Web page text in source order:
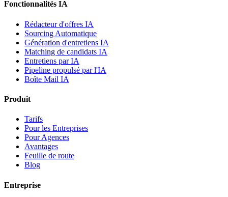
Fonctionnalités IA
Rédacteur d'offres IA
Sourcing Automatique
Génération d'entretiens IA
Matching de candidats IA
Entretiens par IA
Pipeline propulsé par l'IA
Boîte Mail IA
Produit
Tarifs
Pour les Entreprises
Pour Agences
Avantages
Feuille de route
Blog
Entreprise